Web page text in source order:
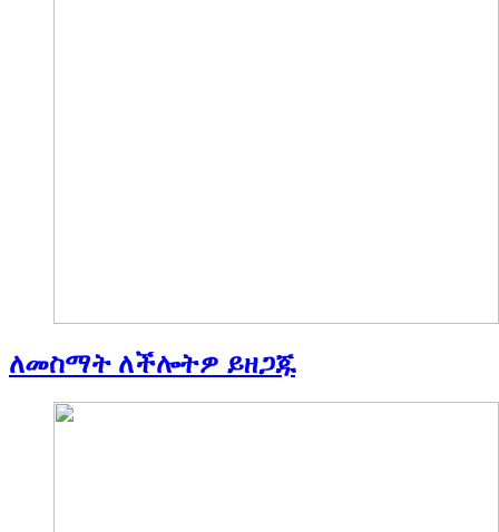
ለመስማት ለችሎትዎ ይዘጋጁ